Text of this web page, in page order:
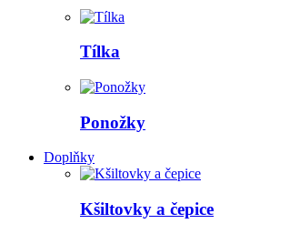
Tílka
Ponožky
Doplňky
Kšiltovky a čepice